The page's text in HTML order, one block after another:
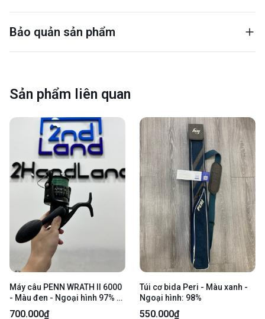
Bảo quản sản phẩm
Sản phẩm liên quan
Máy câu PENN WRATH II 6000
- Màu đen - Ngoại hình 97% -
Body
700.000₫
Túi cơ bida Peri - Màu xanh -
Ngoại hình: 98%
550.000₫